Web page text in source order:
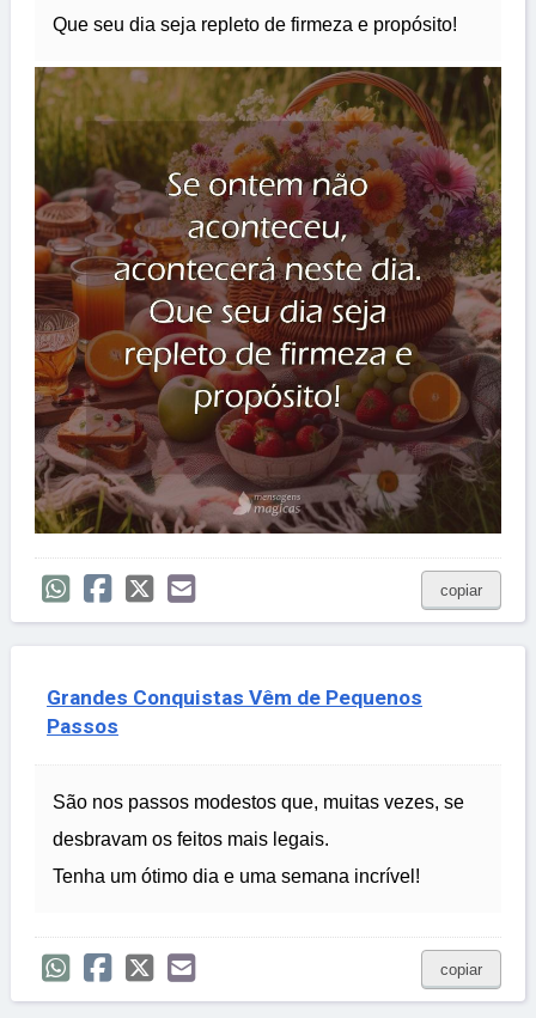
Que seu dia seja repleto de firmeza e propósito!
copiar
Grandes Conquistas Vêm de Pequenos
Passos
São nos passos modestos que, muitas vezes, se
desbravam os feitos mais legais.
Tenha um ótimo dia e uma semana incrível!
copiar